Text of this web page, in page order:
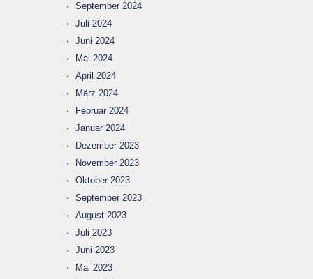
September 2024
Juli 2024
Juni 2024
Mai 2024
April 2024
März 2024
Februar 2024
Januar 2024
Dezember 2023
November 2023
Oktober 2023
September 2023
August 2023
Juli 2023
Juni 2023
Mai 2023